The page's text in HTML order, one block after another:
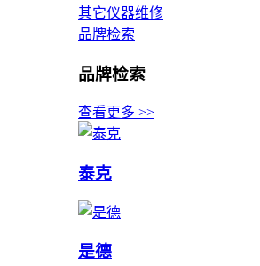
其它仪器维修
品牌检索
品牌检索
查看更多 >>
泰克
是德